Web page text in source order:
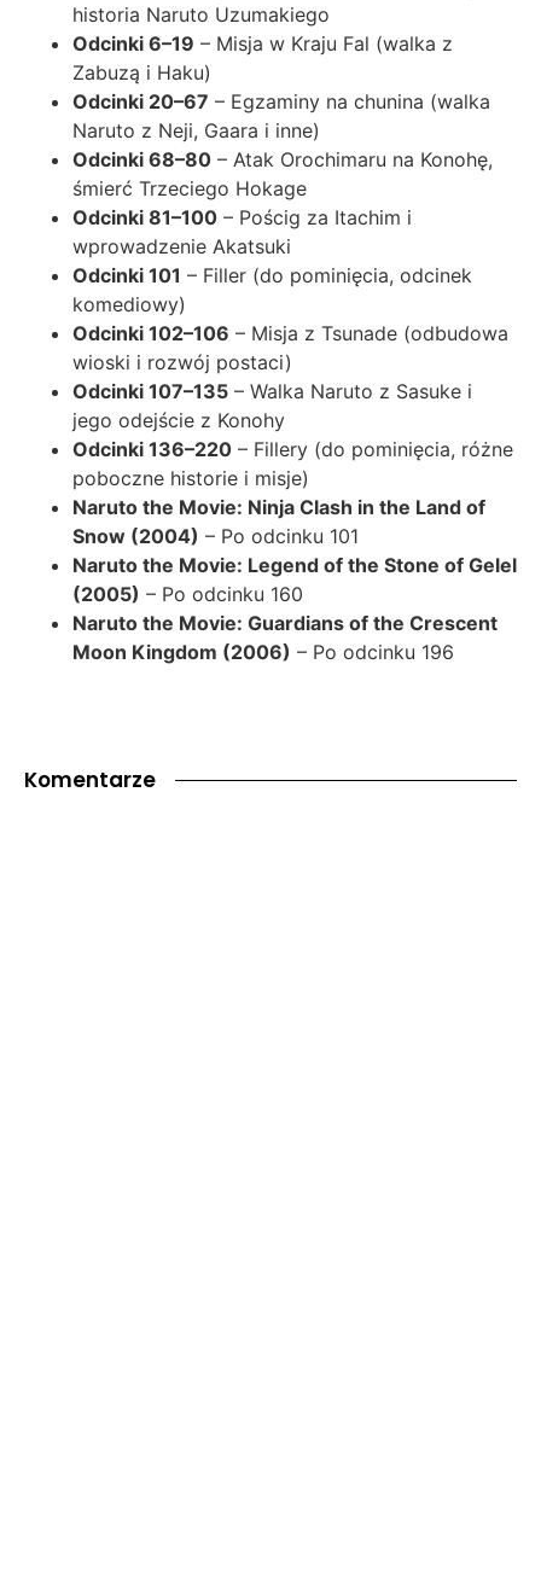
historia Naruto Uzumakiego
Odcinki 6–19 – Misja w Kraju Fal (walka z
Zabuzą i Haku)
Odcinki 20–67 – Egzaminy na chunina (walka
Naruto z Neji, Gaara i inne)
Odcinki 68–80 – Atak Orochimaru na Konohę,
śmierć Trzeciego Hokage
Odcinki 81–100 – Pościg za Itachim i
wprowadzenie Akatsuki
Odcinki 101 – Filler (do pominięcia, odcinek
komediowy)
Odcinki 102–106 – Misja z Tsunade (odbudowa
wioski i rozwój postaci)
Odcinki 107–135 – Walka Naruto z Sasuke i
jego odejście z Konohy
Odcinki 136–220 – Fillery (do pominięcia, różne
poboczne historie i misje)
Naruto the Movie: Ninja Clash in the Land of
Snow (2004) – Po odcinku 101
Naruto the Movie: Legend of the Stone of Gelel
(2005) – Po odcinku 160
Naruto the Movie: Guardians of the Crescent
Moon Kingdom (2006) – Po odcinku 196
Komentarze